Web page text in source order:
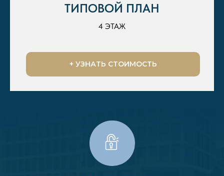
ТИПОВОЙ ПЛАН
4 ЭТАЖ
+ УЗНАТЬ СТОИМОСТЬ